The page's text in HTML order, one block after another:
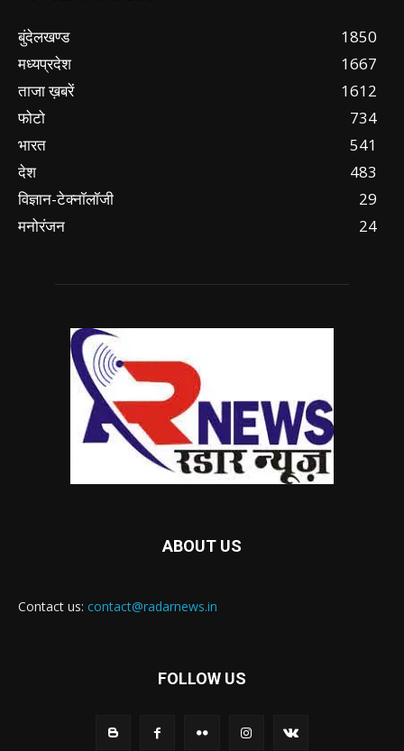
बुंदेलखण्ड
1850
मध्यप्रदेश
1667
ताजा ख़बरें
1612
फोटो
734
भारत
541
देश
483
विज्ञान-टेक्नॉलॉजी
29
मनोरंजन
24
ABOUT US
Contact us: contact@radarnews.in
FOLLOW US